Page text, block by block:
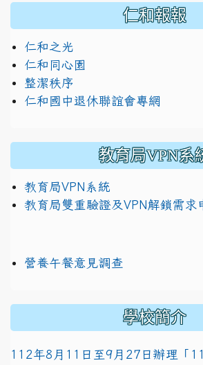
仁和報報
仁和之光
仁和同心園
整潔秩序
仁和國中退休聯誼會專網
教育局VPN系
教育局VPN系統
教育局雙重驗證及VPN解鎖需求
營養午餐意見調查
學校簡介
112年8月11日至9月27日辦理「